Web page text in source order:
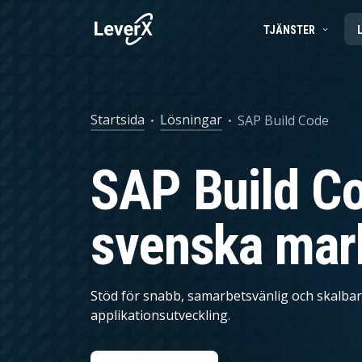
TJÄNSTER
APPLIKATIONSTJÄNSTER
SAP I MOLNET
SAP S/4HANA-LÖSNINGAR
Produktlivscykelhantering
Försörjningskedjehantering
Spend Management
Ekonomistyrning
Marknadsföring och försäljning
PRODUKTER
SAP EWM
Startsida Lösningar SAP Build Code
SAP Build
svenska
Stöd för snabb, samarbetsvänlig och skalbar
applikationsutveckling.